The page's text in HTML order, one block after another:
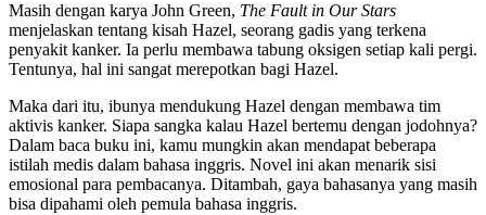
Masih dengan karya John Green, The Fault in Our Stars
menjelaskan tentang kisah Hazel, seorang gadis yang terkena
penyakit kanker. Ia perlu membawa tabung oksigen setiap kali pergi.
Tentunya, hal ini sangat merepotkan bagi Hazel.
Maka dari itu, ibunya mendukung Hazel dengan membawa tim
aktivis kanker. Siapa sangka kalau Hazel bertemu dengan jodohnya?
Dalam baca buku ini, kamu mungkin akan mendapat beberapa
istilah medis dalam bahasa inggris. Novel ini akan menarik sisi
emosional para pembacanya. Ditambah, gaya bahasanya yang masih
bisa dipahami oleh pemula bahasa inggris.